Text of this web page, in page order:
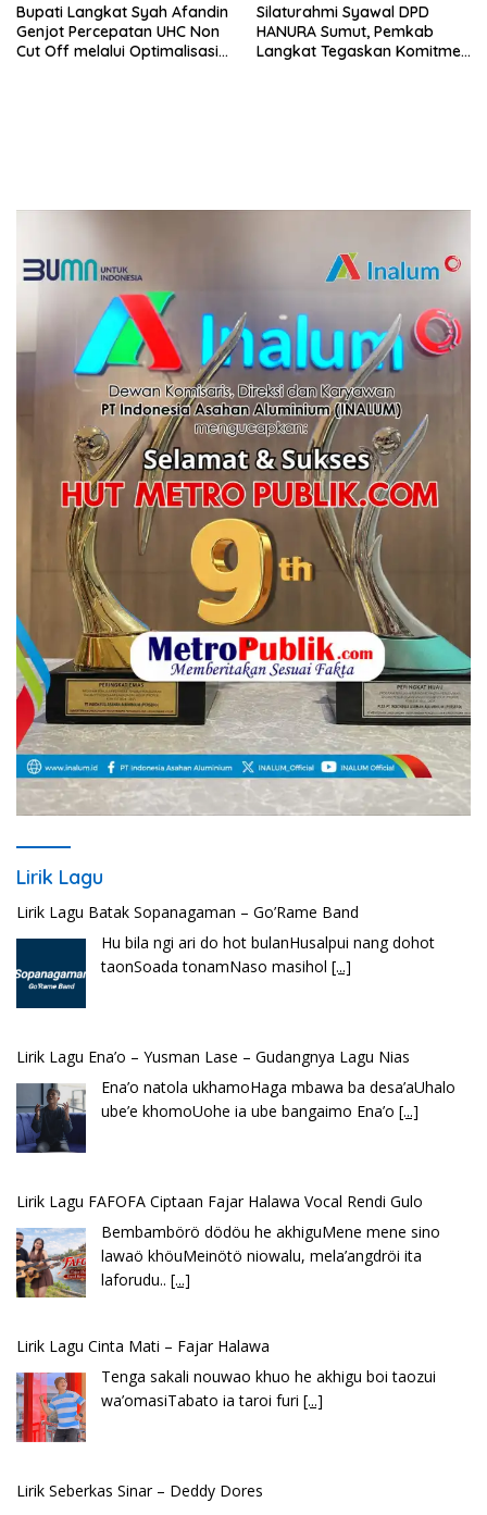
Bupati Langkat Syah Afandin
Genjot Percepatan UHC Non
Cut Off melalui Optimalisasi
Silaturahmi Syawal DPD
HANURA Sumut, Pemkab
Langkat Tegaskan Komitmen
Lirik Lagu
Lirik Lagu Ena’o – Yusman Lase – Gudangnya Lagu Nias
Ena’o natola ukhamoHaga mbawa ba desa’aUhalo
ube’e khomoUohe ia ube bangaimo Ena’o
Lirik Lagu FAFOFA Ciptaan Fajar Halawa Vocal Rendi Gulo
Bembambörö dödöu he akhiguMene mene sino
lawaö khöuMeinötö niowalu, mela’angdröi ita
Lirik Lagu Cinta Mati – Fajar Halawa
Tenga sakali nouwao khuo he akhigu boi taozui
wa’omasiTabato ia taroi furi[...]
Lirik Seberkas Sinar – Deddy Dores
Kala Ku Seorang Diri Hanya Berteman Sepi Dan
Angin MalamKu Coba MerenungiTentang
Lirik Lagu Batak Sopanagaman – Go’Rame Band